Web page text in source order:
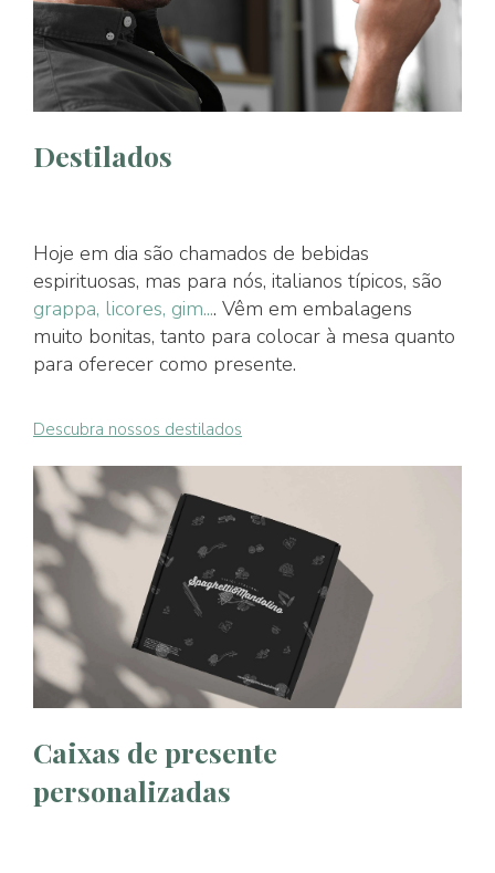
Destilados
Hoje em dia são chamados de bebidas
espirituosas, mas para nós, italianos típicos, são
grappa, licores, gim.... Vêm em embalagens
muito bonitas, tanto para colocar à mesa quanto
para oferecer como presente.
Descubra nossos destilados
Caixas de presente
personalizadas